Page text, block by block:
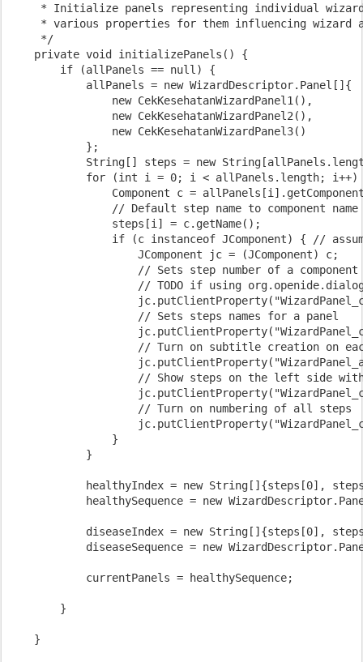
* Initialize panels representing individual
* various properties for them influencing wizard
     */
    private void initializePanels() {
        if (allPanels == null) {
            allPanels = new WizardDescriptor.Panel[]{
                new CekKesehatanWizardPanel1(),
                new CekKesehatanWizardPanel2(),
                new CekKesehatanWizardPanel3()
            };
String[] steps = new
for (int i = 0; i < allPanels.length; i++)
Component c =
// Default step name to component name
                steps[i] = c.getName();
if (c instanceof JComponent) { //
                    JComponent jc = (JComponent) c;
                    // Sets step number of a component
// TODO if using
                    // Sets steps names for a panel
// Turn on subtitle creation on
// Show steps on the left side
                    // Turn on numbering of all steps
                }
            }
healthyIndex = new String[]{steps[0],
healthySequence = new
diseaseIndex = new String[]{steps[0],
diseaseSequence = new
            currentPanels = healthySequence;
        }
    }